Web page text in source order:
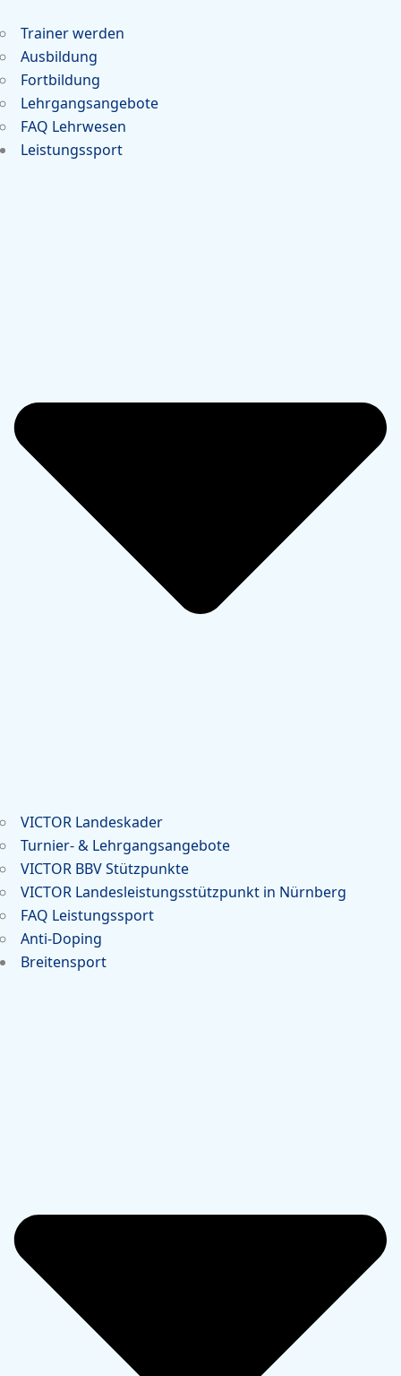
Trainer werden
Ausbildung
Fortbildung
Lehrgangsangebote
FAQ Lehrwesen
Leistungssport
VICTOR Landeskader
Turnier- & Lehrgangsangebote
VICTOR BBV Stützpunkte
VICTOR Landesleistungsstützpunkt in Nürnberg
FAQ Leistungssport
Anti-Doping
Breitensport